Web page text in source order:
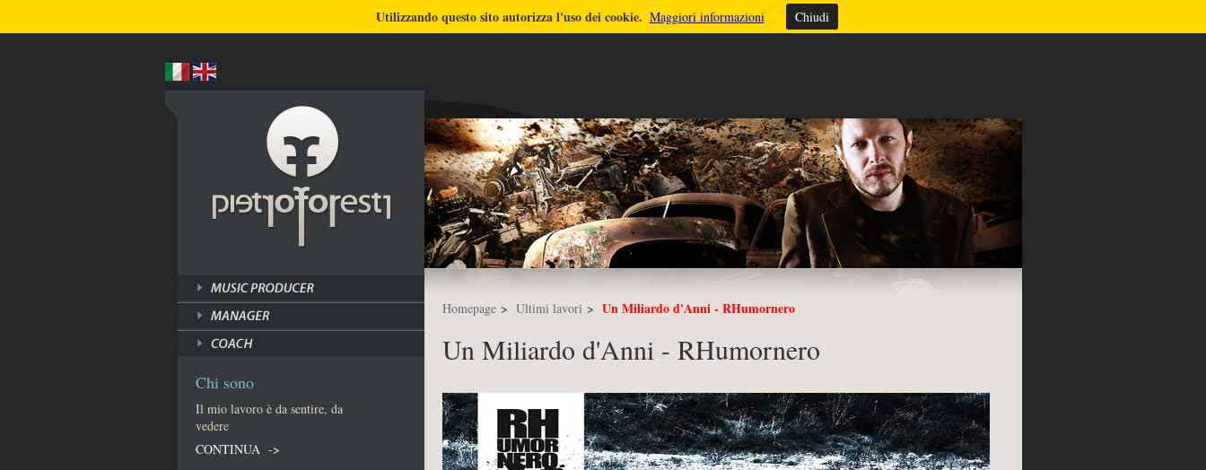
COSA FACCIO ULTIMI LAVORI TUTORIALS DICONO DI ME FOTO STRUMENTAZIONE
Homepage > Ultimi lavori > Un Miliardo d'Anni - RHumornero
Un Miliardo d'Anni - RHumornero
Chi sono
Il mio lavoro è da sentire, da
vedere
CONTINUA ->
Utilizzando questo sito autorizza l'uso dei cookie. Maggiori informazioni Chiudi